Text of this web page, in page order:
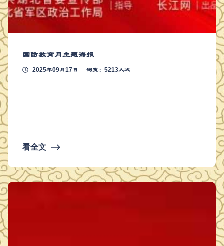
国防教育月主题海报
2025年09月17日 浏览：5213人次
看全文 ⟶